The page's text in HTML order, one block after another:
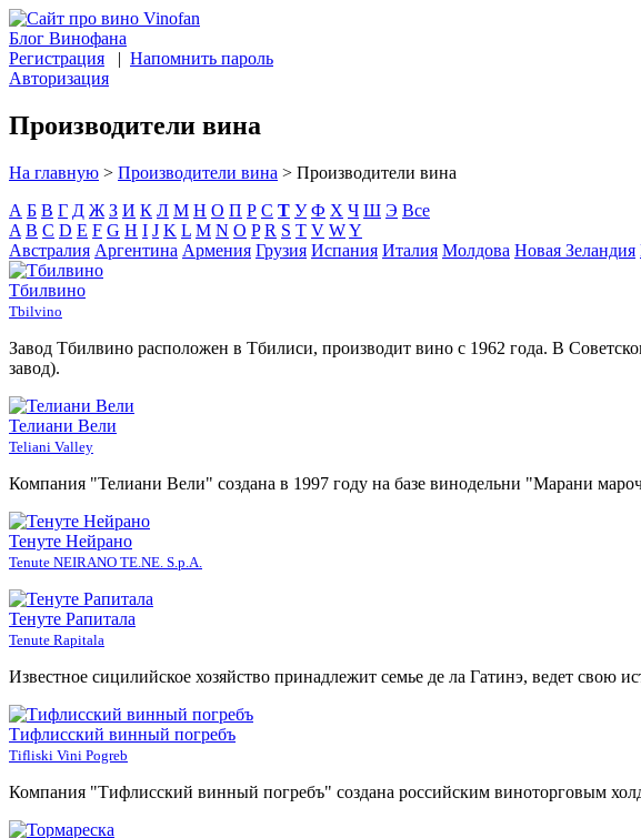
Блог Винофана
Регистрация | Напомнить пароль
Авторизация
Производители вина
На главную > Производители вина > Производители вина
А Б В Г Д Ж З И К Л М Н О П Р С Т У Ф Х Ч Ш Э Все
A B C D E F G H I J K L M N O P R S T V WY
Австралия Аргентина Армения Грузия Испания Италия Молдова Новая Зеландия
Тбилвино
Tbilvino
Завод Тбилвино расположен в Тбилиси, производит вино с 1962 года. В
завод).
Телиани Вели
Teliani Valley
Компания "Телиани Вели" создана в 1997 году на базе винодельни "Марани
Тенуте Нейрано
Tenute NEIRANO TE.NE. S.p.A.
Тенуте Рапитала
Tenute Rapitala
Известное сицилийское хозяйство принадлежит семье де ла Гатинэ, ведет свою
Тифлисский винный погребъ
Tifliski Vini Pogreb
Компания "Тифлисский винный погребъ" создана российским виноторговым